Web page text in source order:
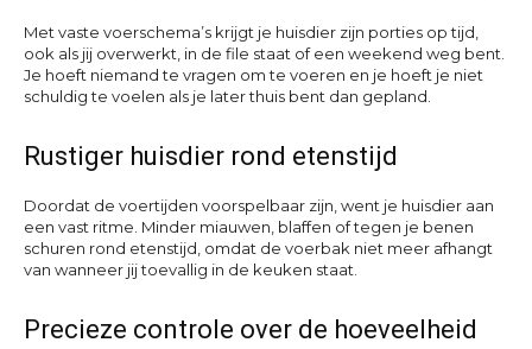
Met vaste voerschema’s krijgt je huisdier zijn porties op tijd,
ook als jij overwerkt, in de file staat of een weekend weg bent.
Je hoeft niemand te vragen om te voeren en je hoeft je niet
schuldig te voelen als je later thuis bent dan gepland.
Rustiger huisdier rond etenstijd
Doordat de voertijden voorspelbaar zijn, went je huisdier aan
een vast ritme. Minder miauwen, blaffen of tegen je benen
schuren rond etenstijd, omdat de voerbak niet meer afhangt
van wanneer jij toevallig in de keuken staat.
Precieze controle over de hoeveelheid